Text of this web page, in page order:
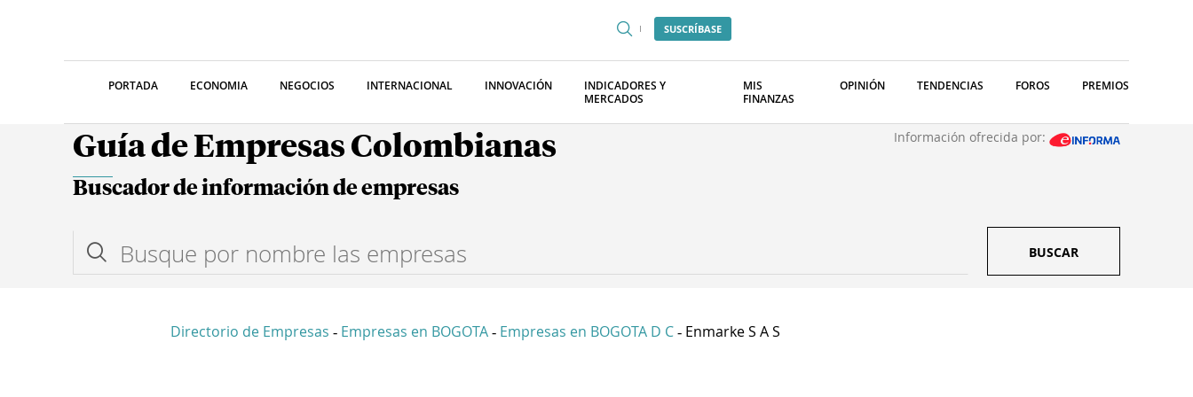
SUSCRÍBASE
PORTADA ECONOMIA NEGOCIOS INTERNACIONAL INNOVACIÓN
INDICADORES Y
MERCADOS
MIS
FINANZAS
OPINIÓN TENDENCIAS FOROS PREMIOS
Guía de Empresas Colombianas Información ofrecida por:
Buscador de información de empresas
BUSCAR
Directorio de Empresas - Empresas en BOGOTA - Empresas en BOGOTA D C - Enmarke S A S